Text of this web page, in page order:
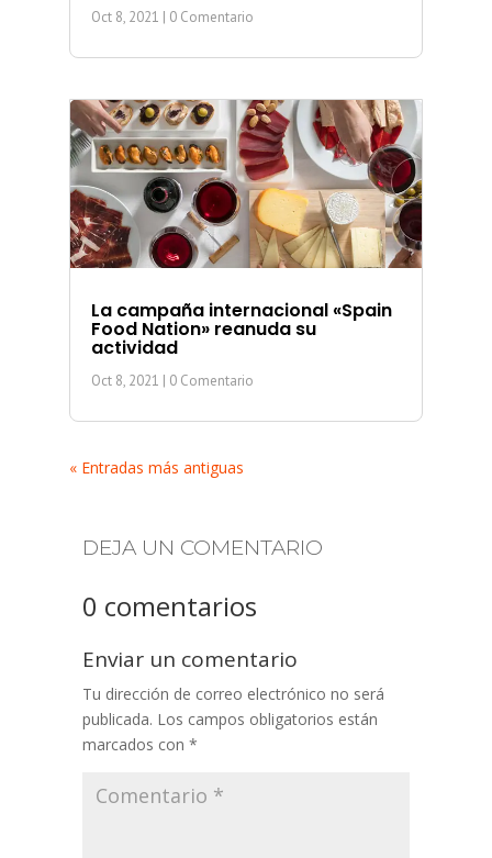
Oct 8, 2021 | 0 Comentario
La campaña internacional «Spain
Food Nation» reanuda su
actividad
Oct 8, 2021 | 0 Comentario
« Entradas más antiguas
DEJA UN COMENTARIO
0 comentarios
Enviar un comentario
Tu dirección de correo electrónico no será
publicada. Los campos obligatorios están
marcados con *